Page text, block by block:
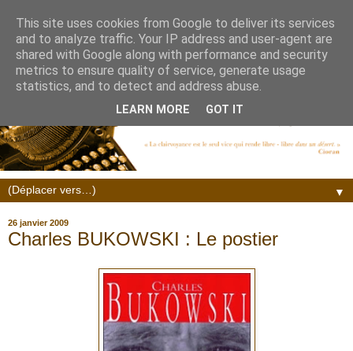
▼
26 janvier 2009
Charles BUKOWSKI : Le postier
This site uses cookies from Google to deliver its services
and to analyze traffic. Your IP address and user-agent are
shared with Google along with performance and security
metrics to ensure quality of service, generate usage
statistics, and to detect and address abuse.
LEARN MORE GOT IT